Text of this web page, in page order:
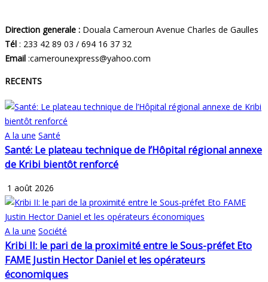
Direction generale : Douala Cameroun Avenue Charles de Gaulles
Tél : 233 42 89 03 / 694 16 37 32
Email :camerounexpress@yahoo.com
RECENTS
A la une Santé
Santé: Le plateau technique de l’Hôpital régional annexe
de Kribi bientôt renforcé
1 août 2026
A la une Société
Kribi II: le pari de la proximité entre le Sous-préfet Eto
FAME Justin Hector Daniel et les opérateurs
économiques